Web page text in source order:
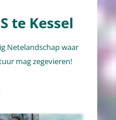
te Kessel
Netelandschap waar
mag zegevieren!